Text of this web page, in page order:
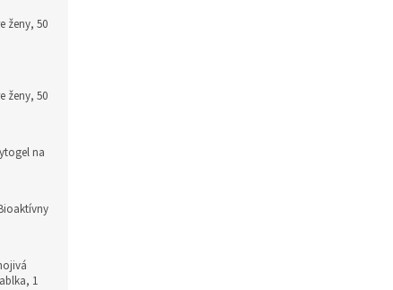
ženy, 50
ženy, 50
na
1